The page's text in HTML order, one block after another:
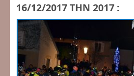
16/12/2017 THN 2017 :